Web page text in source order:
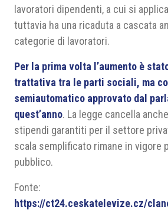
lavoratori dipendenti, a cui si
tuttavia ha una ricaduta a cascata
categorie di lavoratori.
Per la prima volta l’aumento è
trattativa tra le parti sociali, ma
semiautomatico approvato dal
quest’anno. La legge cancella
stipendi garantiti per il settore
scala semplificato rimane in vigore
pubblico.
Fonte:
https://ct24.ceskatelevize.cz/